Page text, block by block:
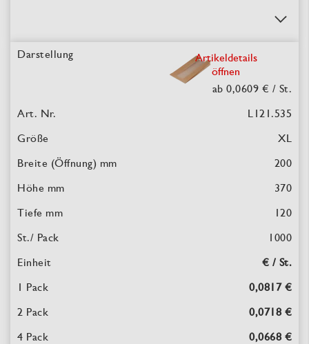
Artikeldetails
öffnen
ab 0,0609 € / St.
L121.535
XL
200
370
120
1000
€ / St.
0,0817 €
0,0718 €
0,0668 €